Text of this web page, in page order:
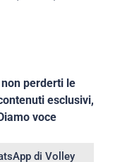
non perderti le
esclusivi,
voce
di Volley